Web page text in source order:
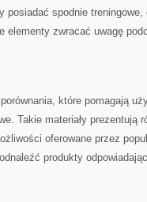
posiadać spodnie
elementy zwracać uwagę
które pomagają
Takie materiały prezentują
oferowane przez
produkty